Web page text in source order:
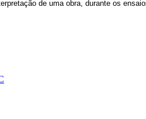
de uma obra, durante os